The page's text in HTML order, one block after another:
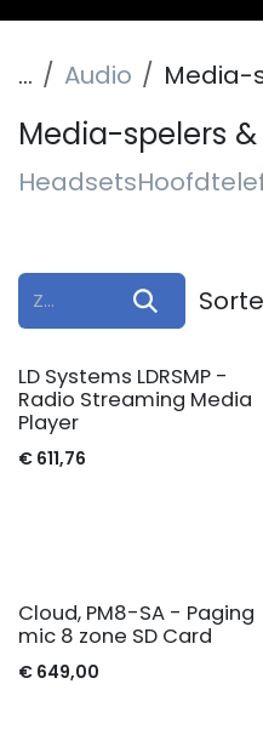
... Audio Media-
Media-spelers
Headsets
LD Systems LDRSMP -
Radio Streaming Media
Player
€ 611,76
Cloud, PM8-SA - Paging
mic 8 zone SD Card
€ 649,00